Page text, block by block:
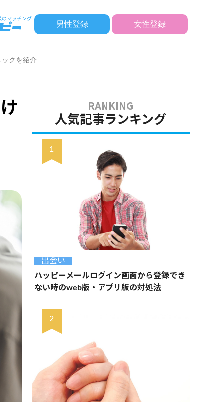
男性登録 女性登録
クを紹介
人気記事ランキング
出会い
ハッピーメールログイン画面から登録でき
ない時のweb版・アプリ版の対処法